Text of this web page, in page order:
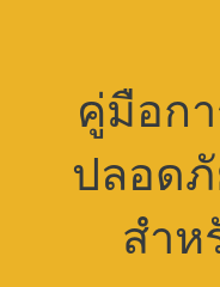
คู่มือก
ปลอด
สำห